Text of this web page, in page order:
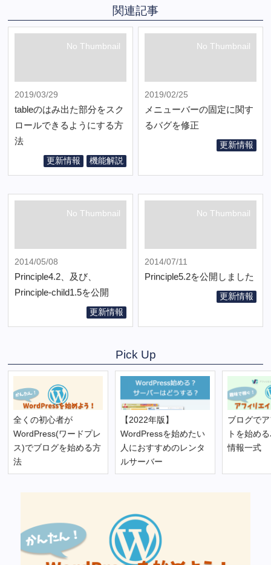
関連記事
No Thumbnail
2019/03/29
tableのはみ出た部分をスク
ロールできるようにする方
法
更新情報 機能解説
No Thumbnail
2019/02/25
メニューバーの固定に関す
るバグを修正
更新情報
No Thumbnail
2014/05/08
Principle4.2、及び、
Principle-child1.5を公開
更新情報
No Thumbnail
2014/07/11
Principle5.2を公開しました
更新情報
Pick Up
全くの初心者が
WordPress(ワードプレ
ス)でブログを始める方
法
【2022年版】
WordPressを始めたい
人におすすめのレンタ
ルサーバー
ブログで
トを始め
情報一式